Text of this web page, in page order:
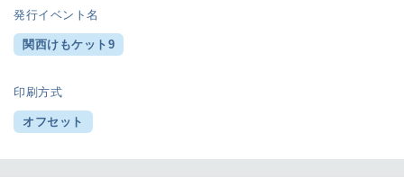
発行イベント名
関西けもケット9
印刷方式
オフセット